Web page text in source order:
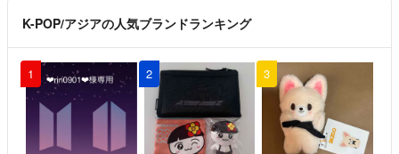
K-POP/アジアの人気ブランドランキング
1 2 3